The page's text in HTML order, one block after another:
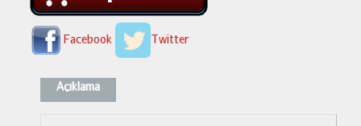
Facebook Twitter
Açıklama